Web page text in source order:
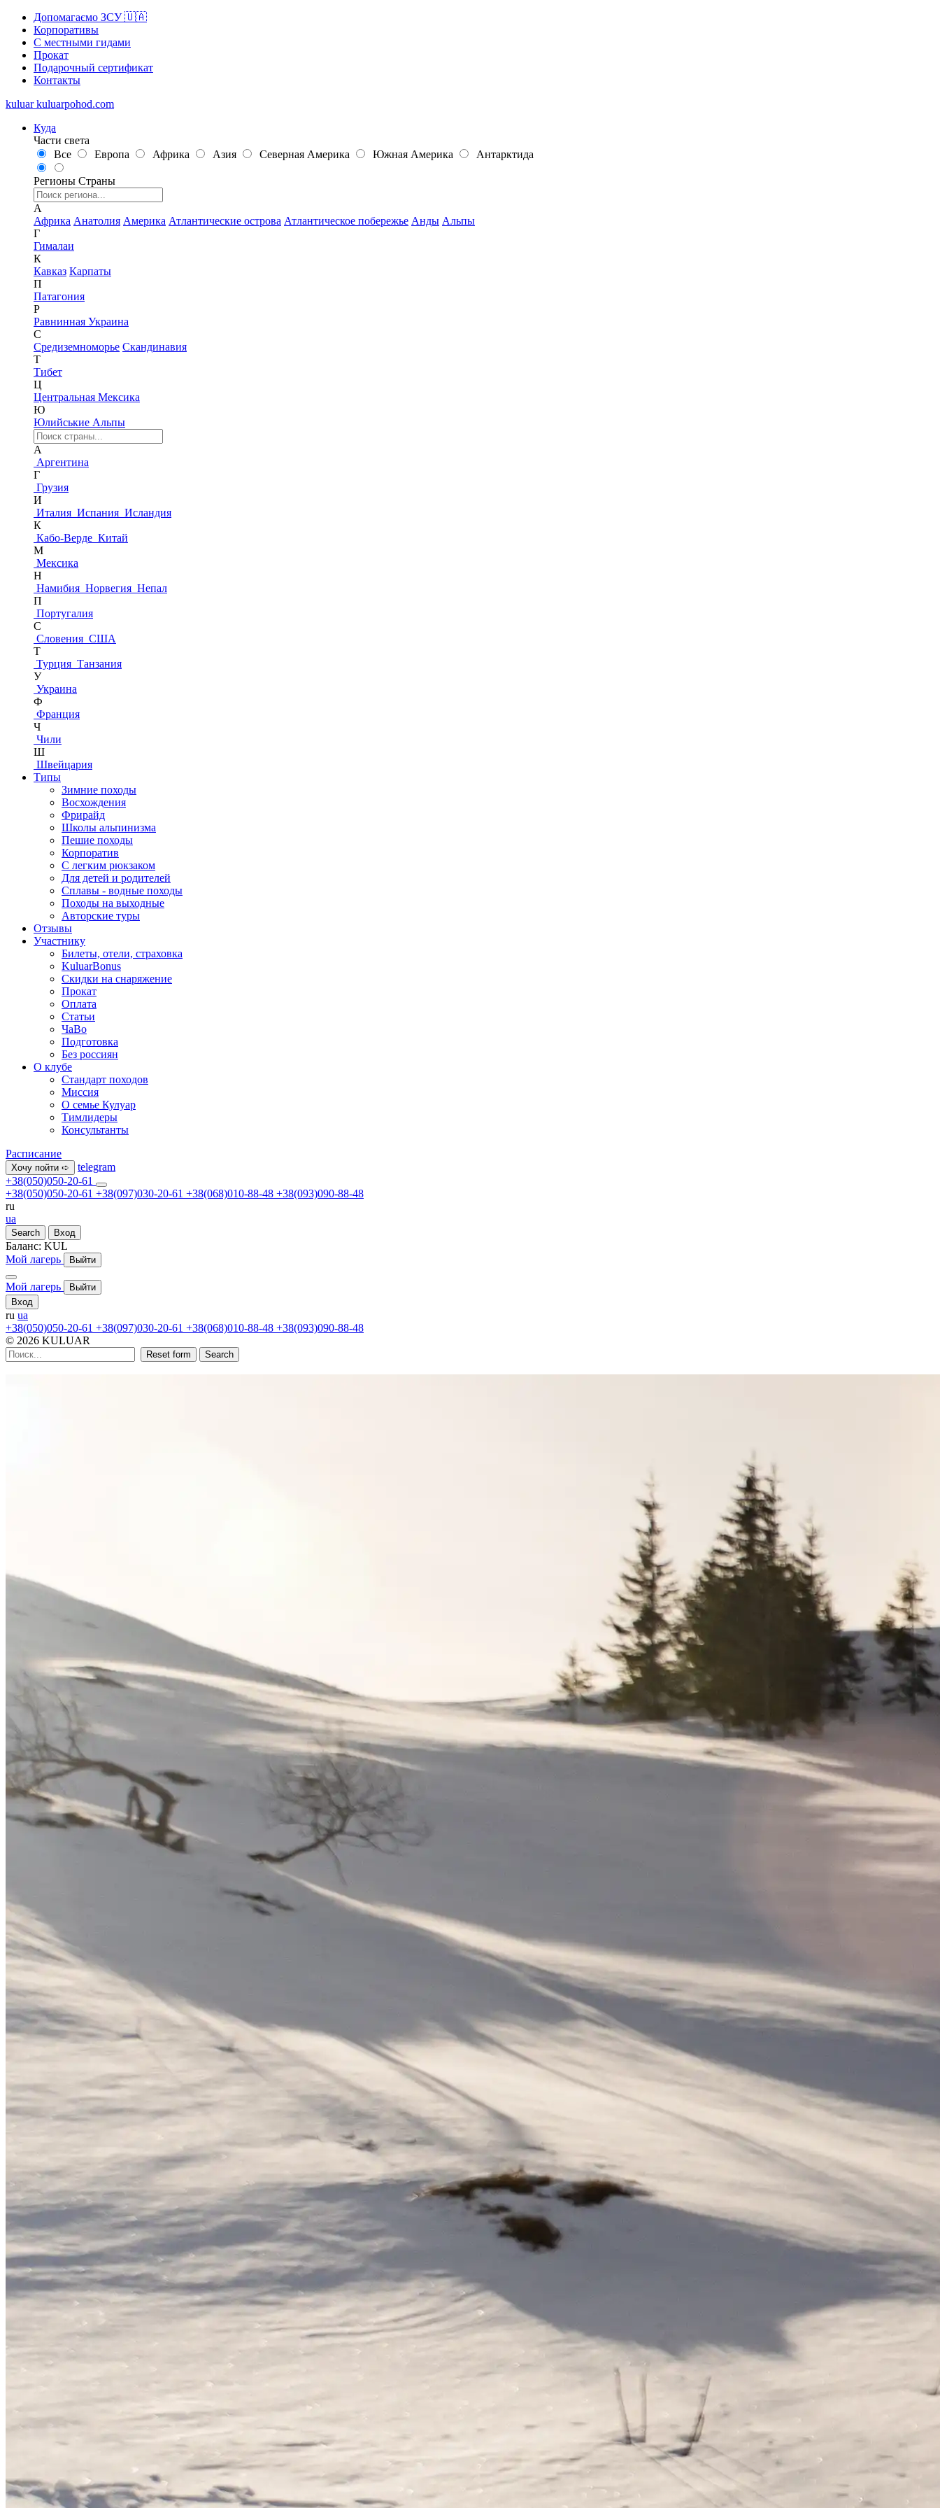
Допомагаємо ЗСУ 🇺🇦
Корпоративы
С местными гидами
Прокат
Подарочный сертификат
Контакты
kuluar kuluarpohod.com
Куда
Части света
Все
Европа Африка Азия Северная Америка Южная Америка Антарктида
Регионы Страны
А
Африка Анатолия Америка Атлантические острова Атлантическое побережье Анды Альпы
Г
Гималаи
К
Кавказ Карпаты
П
Патагония
Р
Равнинная Украина
С
Средиземноморье Скандинавия
Т
Тибет
Ц
Центральная Мексика
Ю
Юлийськие Альпы
А
Аргентина
Г
Грузия
И
Италия Испания Исландия
К
Кабо-Верде Китай
М
Мексика
Н
Намибия Норвегия Непал
П
Португалия
С
Словения США
Т
Турция Танзания
У
Украина
Ф
Франция
Ч
Чили
Ш
Швейцария
Типы
Зимние походы
Восхождения
Фрирайд
Школы альпинизма
Пешие походы
Корпоратив
С легким рюкзаком
Для детей и родителей
Сплавы - водные походы
Походы на выходные
Авторские туры
Отзывы
Участнику
Билеты, отели, страховка
KuluarBonus
Скидки на снаряжение
Прокат
Оплата
Статьи
ЧаВо
Подготовка
Без россиян
О клубе
Стандарт походов
Миссия
О семье Кулуар
Тимлидеры
Консультанты
Расписание
Хочу пойти ➪
telegram
+38(050)050-20-61
+38(050)050-20-61 +38(097)030-20-61 +38(068)010-88-48 +38(093)090-88-48
ru
ua
Search Вход
Баланс: KUL
Мой лагерь
Выйти
Мой лагерь
Выйти
Вход
ru ua
+38(050)050-20-61 +38(097)030-20-61 +38(068)010-88-48 +38(093)090-88-48
© 2026 KULUAR
Reset form Search